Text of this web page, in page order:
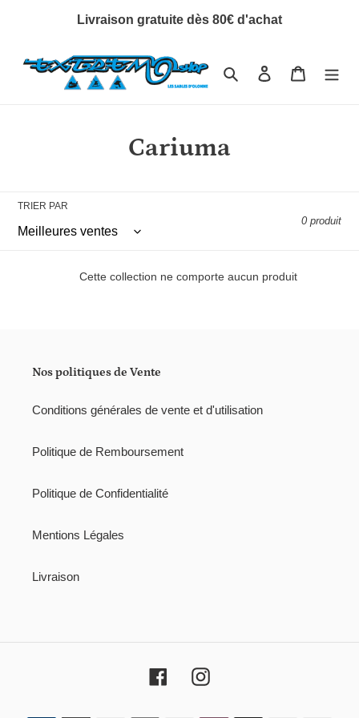
Livraison gratuite dès 80€ d'achat
RechercherSe connecter
Panier
C
l
e
i
n
:
Cariuma
TRIER PAR
0 produit
Cette collection ne comporte aucun produit
Nos politiques de Vente
Conditions générales de vente et d'utilisation
Politique de Remboursement
Politique de Confidentialité
Mentions Légales
Livraison
FacebookInstagram